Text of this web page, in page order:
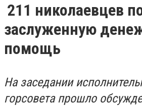
211 николаевцев
заслуженную
помощь
На заседании
горсовета прошло